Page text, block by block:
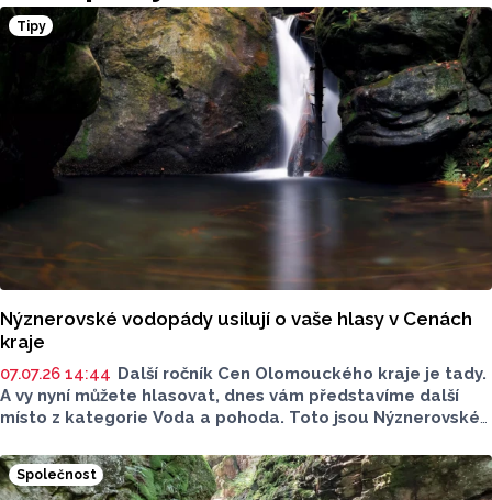
Tipy
Nýznerovské vodopády usilují o vaše hlasy v Cenách
kraje
07.07.26 14:44 Další ročník Cen Olomouckého kraje je tady.
A vy nyní můžete hlasovat, dnes vám představíme další
místo z kategorie Voda a pohoda. Toto jsou Nýznerovské
Společnost